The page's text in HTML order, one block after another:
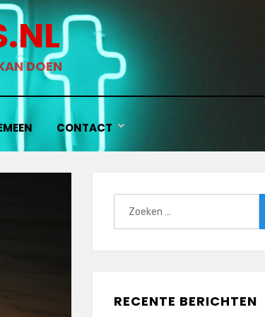
DOEN
CONTACT
RECENTE BERICHTEN